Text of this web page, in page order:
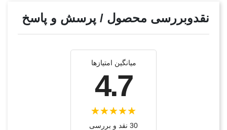
نقدوبررسی محصول / پرسش و پاسخ
میانگین امتیازها
4.7
30 نقد و بررسی‌‌